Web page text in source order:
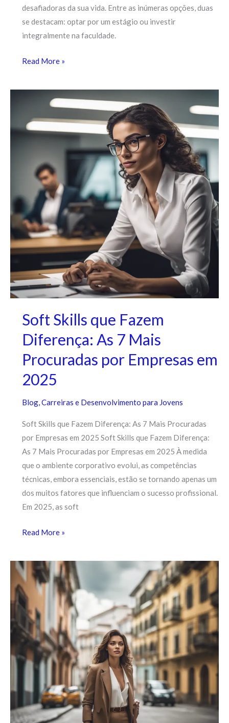
desafiadoras da sua vida. Entre as inúmeras opções, duas
se destacam: optar por um estágio ou investir
integralmente na faculdade.
Read More »
Soft Skills que Fazem
Diferença: As 7 Mais
Procuradas por Empresas em
2025
Blog,Carreiras e Desenvolvimento para Jovens
Soft Skills que Fazem Diferença: As 7 Mais Procuradas
por Empresas em 2025 Soft Skills que Fazem Diferença:
As 7 Mais Procuradas por Empresas em 2025 À medida
que o ambiente corporativo evolui, as competências
técnicas, embora essenciais, estão se tornando apenas um
dos muitos fatores que influenciam o sucesso profissional.
Em 2025, as soft
que
Mais
Procuradas
por
Empresas
em
Read More »
Como
Superar
a
Ansiedade
Alavancar
Sua
Carreira